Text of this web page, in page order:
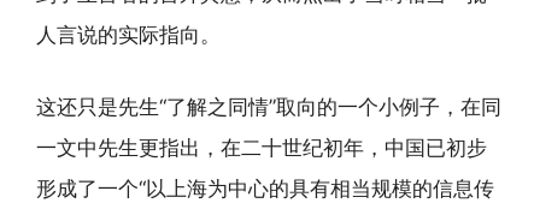
人言说的实际指向。
这还只是先生“了解之同情”取向的一个小例子，在同
一文中先生更指出，在二十世纪初年，中国已初步
形成了一个“以上海为中心的具有相当规模的信息传